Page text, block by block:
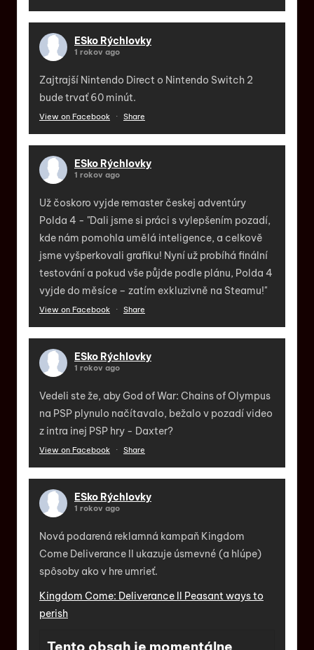
ESko Rýchlovky
1 rokov ago
Zajtrajší Nintendo Direct o Nintendo Switch 2
bude trvať 60 minút.
View on Facebook · Share
ESko Rýchlovky
1 rokov ago
Už čoskoro vyjde remaster českej adventúry
Polda 4 - "Dali jsme si práci s vylepšením pozadí,
kde nám pomohla umělá inteligence, a celkově
jsme vyšperkovali grafiku! Nyní už probíhá finální
testování a pokud vše půjde podle plánu, Polda 4
vyjde do měsíce – zatím exkluzivně na Steamu!"
View on Facebook · Share
ESko Rýchlovky
1 rokov ago
Vedeli ste že, aby God of War: Chains of Olympus
na PSP plynulo načítavalo, bežalo v pozadí video
z intra inej PSP hry - Daxter?
View on Facebook · Share
ESko Rýchlovky
1 rokov ago
Nová podarená reklamná kampaň Kingdom
Come Deliverance II ukazuje úsmevné (a hlúpe)
spôsoby ako v hre umrieť.
Kingdom Come: Deliverance II Peasant ways to
perish